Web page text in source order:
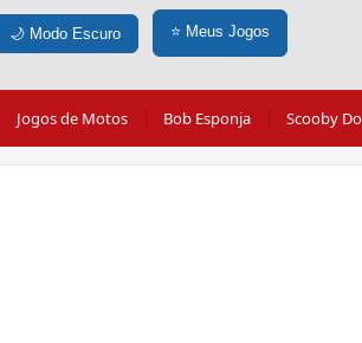
🌙 Modo Escuro ⭐ Meus Jogos
Jogos de Motos Bob Esponja Scooby